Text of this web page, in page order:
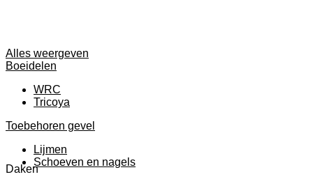
Alles weergeven
Boeidelen
WRC
Tricoya
Toebehoren gevel
Lijmen
Schoeven en nagels
Daken